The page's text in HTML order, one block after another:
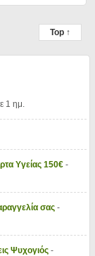
Top ↑
1 ημ.
Υγείας 150€ -
σας -
Ψυχογιός -